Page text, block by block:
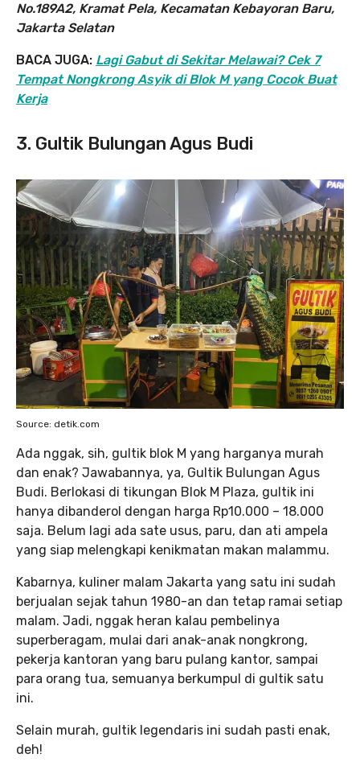
No.189A2, Kramat Pela, Kecamatan Kebayoran Baru,
Jakarta Selatan
BACA JUGA: Lagi Gabut di Sekitar Melawai? Cek 7
Tempat Nongkrong Asyik di Blok M yang Cocok Buat
Kerja
3. Gultik Bulungan Agus Budi
Source: detik.com
Ada nggak, sih, gultik blok M yang harganya murah
dan enak? Jawabannya, ya, Gultik Bulungan Agus
Budi. Berlokasi di tikungan Blok M Plaza, gultik ini
hanya dibanderol dengan harga Rp10.000 – 18.000
saja. Belum lagi ada sate usus, paru, dan ati ampela
yang siap melengkapi kenikmatan makan malammu.
Kabarnya, kuliner malam Jakarta yang satu ini sudah
berjualan sejak tahun 1980-an dan tetap ramai setiap
malam. Jadi, nggak heran kalau pembelinya
superberagam, mulai dari anak-anak nongkrong,
pekerja kantoran yang baru pulang kantor, sampai
para orang tua, semuanya berkumpul di gultik satu
ini.
Selain murah, gultik legendaris ini sudah pasti enak,
deh!